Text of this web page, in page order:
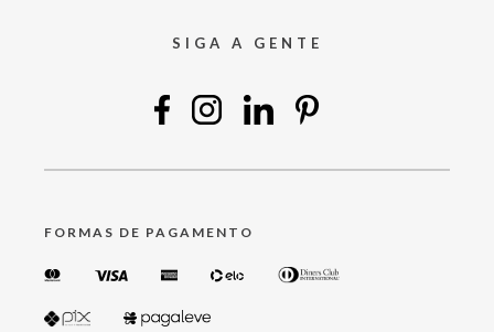
SIGA A GENTE
FORMAS DE PAGAMENTO